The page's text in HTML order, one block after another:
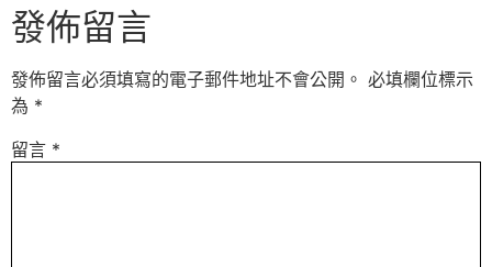
發佈留言
發佈留言必須填寫的電子郵件地址不會公開。 必填欄位標示
為 *
留言 *